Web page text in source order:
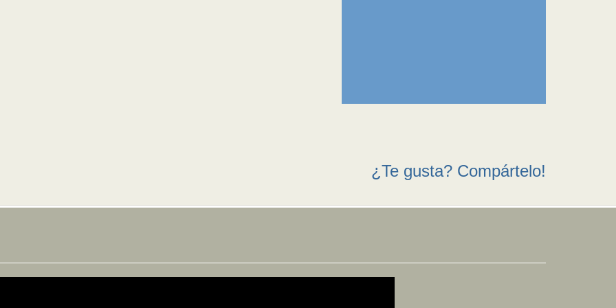
¿Te gusta? Compártelo!